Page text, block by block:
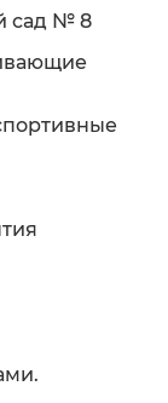
сад № 8